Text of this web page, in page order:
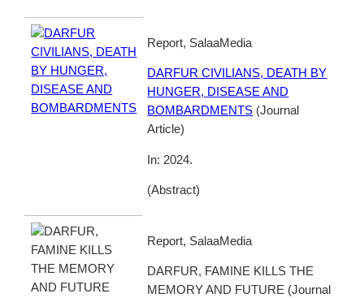
Report, SalaaMedia
DARFUR CIVILIANS, DEATH BY
HUNGER, DISEASE AND
BOMBARDMENTS (Journal
Article)
In: 2024.
(Abstract)
Report, SalaaMedia
DARFUR, FAMINE KILLS THE
MEMORY AND FUTURE (Journal